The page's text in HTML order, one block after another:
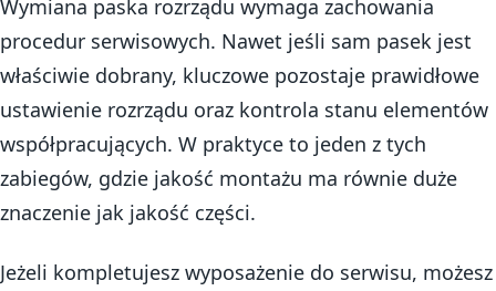
Wymiana paska rozrządu wymaga zachowania
procedur serwisowych. Nawet jeśli sam pasek jest
właściwie dobrany, kluczowe pozostaje prawidłowe
ustawienie rozrządu oraz kontrola stanu elementów
współpracujących. W praktyce to jeden z tych
zabiegów, gdzie jakość montażu ma równie duże
znaczenie jak jakość części.
Jeżeli kompletujesz wyposażenie do serwisu, możesz